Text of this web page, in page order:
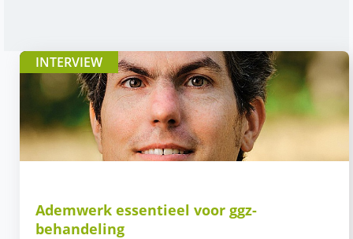
INTERVIEW
Ademwerk essentieel voor ggz-
behandeling